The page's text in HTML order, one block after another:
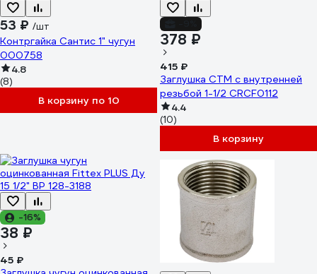
53 ₽ /шт
Контргайка Сантис 1" чугун
000758
4.8
(8)
В корзину по 10
378 ₽
415 ₽
Заглушка СТМ с внутренней
резьбой 1-1/2 CRCF0112
4.4
(10)
В корзину
-16%
38 ₽
45 ₽